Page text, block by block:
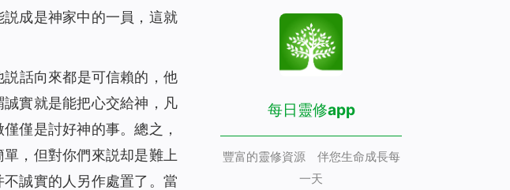
成是神家中的一員，這就
話向來都是可信賴的，他
實就是能把心交給神，凡
僅是討好神的事。總之，
，但對你們來説却是難上
誠實的人另作處置了。當
每日靈修app
豐富的靈修資源 伴您生命成長每
一天